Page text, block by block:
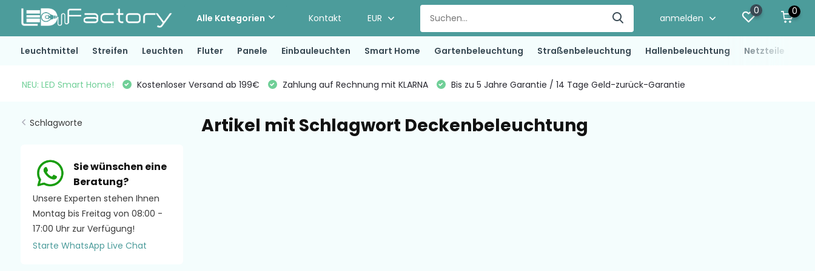
Alle Kategorien Kontakt EUR anmelden
0 0
Leuchtmittel Streifen Leuchten Fluter Panele Einbauleuchten Smart Home Gartenbeleuchtung Straßenbeleuchtung Hallenbeleuchtung Netzteile
NEU: LED Smart Home! Kostenloser Versand ab 199€ Zahlung auf Rechnung mit KLARNA Bis zu 5 Jahre Garantie / 14 Tage Geld-zurück-Garantie
Schlagworte
Sie wünschen eine
Beratung?
Unsere Experten stehen Ihnen
Montag bis Freitag von 08:00 -
17:00 Uhr zur Verfügung!
Starte WhatsApp Live Chat
Artikel mit Schlagwort Deckenbeleuchtung